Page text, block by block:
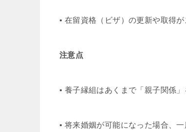
• 在留資格（ビザ）の更新や取得
注意点
• 養子縁組はあくまで「親子関係
• 将来婚姻が可能になった場合、